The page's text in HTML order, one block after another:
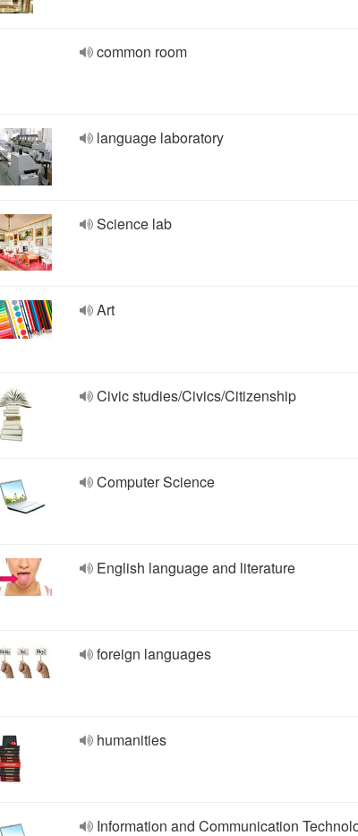
common room
language laboratory
Science lab
Art
Civic studies/Civics/Citizenship
Computer Science
English language and literature
foreign languages
humanities
Information and Communication